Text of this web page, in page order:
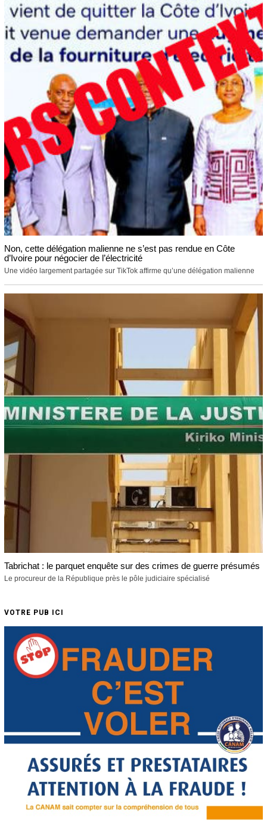
Non, cette délégation malienne ne s’est pas rendue en Côte
d’Ivoire pour négocier de l’électricité
Une vidéo largement partagée sur TikTok affirme qu’une délégation malienne
Tabrichat : le parquet enquête sur des crimes de guerre présumés
Le procureur de la République près le pôle judiciaire spécialisé
VOTRE PUB ICI